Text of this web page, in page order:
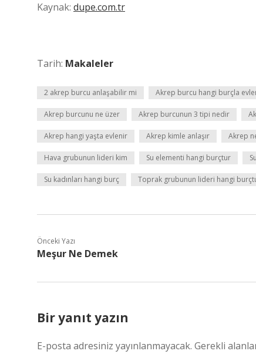
Kaynak: dupe.com.tr
Tarih: Makaleler
2 akrep burcu anlaşabilir mi Akrep burcu hangi burçla
Akrep burcunu ne üzer Akrep burcunun 3 tipi nedir
Akrep hangi yaşta evlenir Akrep kimle anlaşır Akrep
Hava grubunun lideri kim Su elementi hangi burçtur
Su kadınları hangi burç Toprak grubunun lideri hangi
Önceki Yazı
Meşur Ne Demek
Bir yanıt yazın
E-posta adresiniz yayınlanmayacak. Gerekli